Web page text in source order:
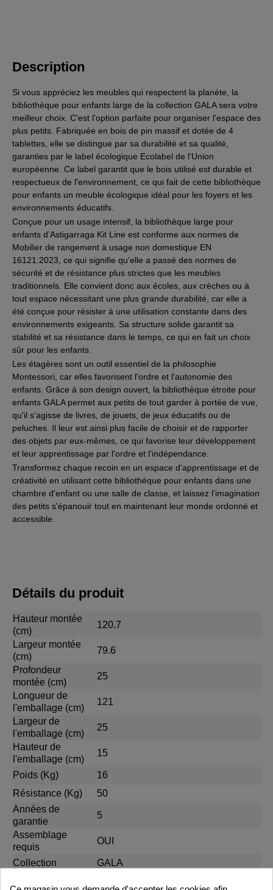
Description
Si vous appréciez les meubles qui respectent la planète, la
bibliothèque pour enfants large de la collection GALA sera votre
meilleur choix. C'est l'option parfaite pour organiser l'espace des
plus petits. Fabriquée en bois de pin massif et dotée de 4
tablettes, elle se distingue par sa durabilité et sa qualité,
garanties par le label écologique Ecolabel de l'Union
européenne. Ce label garantit que le bois utilisé est durable et
respectueux de l'environnement, ce qui fait de cette bibliothèque
pour enfants un meuble écologique idéal pour les foyers et les
environnements éducatifs.
Conçue pour un usage intensif, la bibliothèque large pour
enfants d’Astigarraga Kit Line est conforme aux normes de
Mobilier de rangement à usage non domestique EN
16121:2023, ce qui signifie qu'elle a passé des normes de
sécurité et de résistance plus strictes que les meubles
traditionnels. Elle convient donc aux écoles, aux crèches ou à
tout espace nécessitant une plus grande durabilité, car elle a
été conçue pour résister à une utilisation constante dans des
environnements exigeants. Sa structure solide garantit sa
stabilité et sa résistance dans le temps, ce qui en fait un choix
sûr pour les enfants.
Les étagères sont un outil essentiel de la philosophie
Montessori, car elles favorisent l'ordre et l'autonomie des
enfants. Grâce à son design ouvert, la bibliothèque étroite pour
enfants GALA permet aux petits de tout garder à portée de vue,
qu'il s'agisse de livres, de jouets, de jeux éducatifs ou de
peluches. Il leur est ainsi plus facile de choisir et de rapporter
des objets par eux-mêmes, ce qui favorise leur développement
et leur apprentissage par l'ordre et l'indépendance.
Transformez chaque recoin en un espace d'apprentissage et de
créativité en utilisant cette bibliothèque pour enfants dans une
chambre d'enfant ou une salle de classe, et laissez l'imagination
des petits s'épanouir tout en maintenant leur monde ordonné et
accessible.
Détails du produit
Hauteur montée
(cm)
120.7
Largeur montée
(cm)
79.6
Profondeur
montée (cm)
25
Longueur de
l'emballage (cm)
121
Largeur de
l'emballage (cm)
25
Hauteur de
l'emballage (cm)
15
Poids (Kg)
16
Résistance (Kg)
50
Années de
garantie
5
Assemblage
requis
OUI
Collection GALA